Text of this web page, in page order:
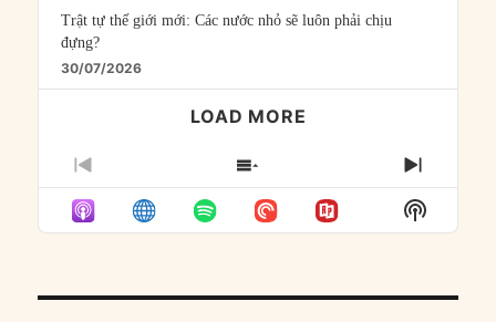
Trật tự thế giới mới: Các nước nhỏ sẽ luôn phải chịu
đựng?
30/07/2026
LOAD MORE
PREVIOUS
EPISODE
SHOW
EPISODES
LIST
NEXT
Show
Podcast